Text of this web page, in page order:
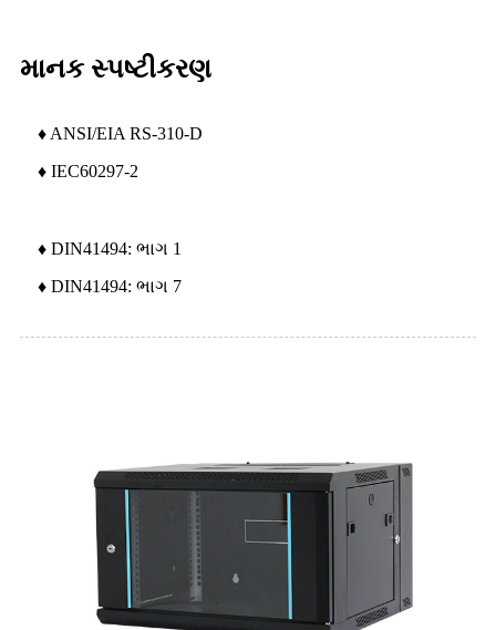
માનક સ્પષ્ટીકરણ
♦ ANSI/EIA RS-310-D
♦ IEC60297-2
♦ DIN41494: ભાગ 1
♦ DIN41494: ભાગ 7